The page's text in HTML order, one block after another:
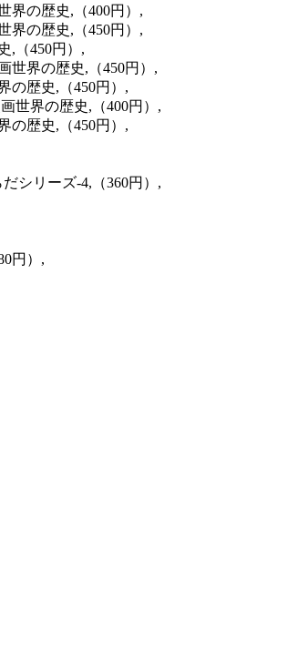
界の歴史,（400円）,
界の歴史,（450円）,
,（450円）,
世界の歴史,（450円）,
の歴史,（450円）,
世界の歴史,（400円）,
の歴史,（450円）,
シリーズ-4,（360円）,
円）,